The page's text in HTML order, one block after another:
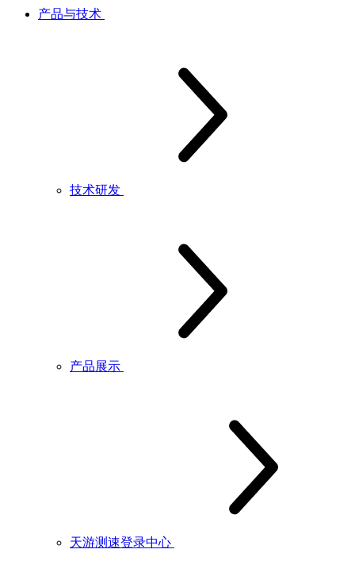
产品与技术
技术研发
产品展示
天游测速登录中心